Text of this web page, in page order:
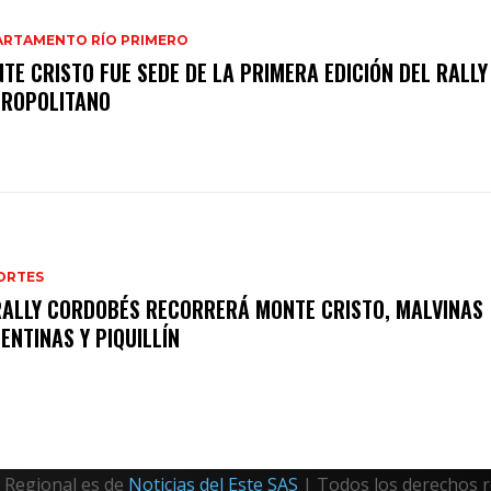
RÍO PRIMERO
CRISTO FUE SEDE DE LA PRIMERA EDICIÓN DEL RALLY
CORDOBÉS RECORRERÁ MONTE CRISTO, MALVINAS
Y PIQUILLÍN
es de Noticias del Este SAS | Todos los derechos